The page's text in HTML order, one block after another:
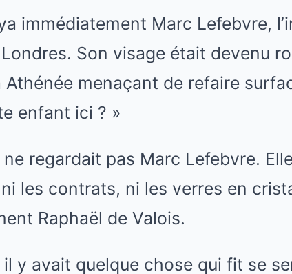
immédiatement Marc Lefebvre,
Son visage était devenu
Athénée menaçant de refaire
enfant ici ? »
regardait pas Marc Lefebvre.
les contrats, ni les verres en
Raphaël de Valois.
il y avait quelque chose qui fit se